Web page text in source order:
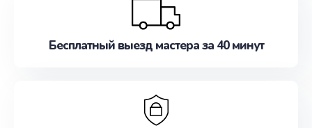
Бесплатный выезд мастера за 40 минут